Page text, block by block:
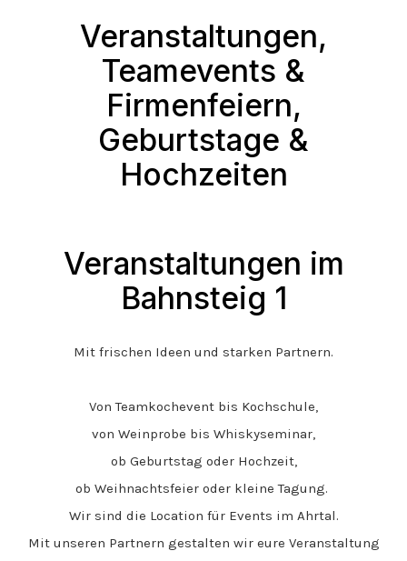
Veranstaltungen,
Teamevents &
Firmenfeiern,
Geburtstage &
Hochzeiten
Veranstaltungen im
Bahnsteig 1
Mit frischen Ideen und starken Partnern.
Von Teamkochevent bis Kochschule,
von Weinprobe bis Whiskyseminar,
ob Geburtstag oder Hochzeit,
ob Weihnachtsfeier oder kleine Tagung.
Wir sind die Location für Events im Ahrtal.
Mit unseren Partnern gestalten wir eure Veranstaltung